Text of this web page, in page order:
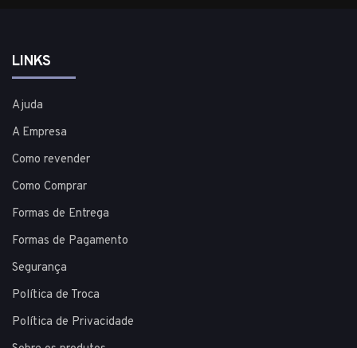
LINKS
Ajuda
A Empresa
Como revender
Como Comprar
Formas de Entrega
Formas de Pagamento
Segurança
Política de Troca
Política de Privacidade